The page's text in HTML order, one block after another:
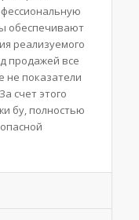
обеспечивают
реализуемого
продажей все
не показатели
счет этого
бу, полностью